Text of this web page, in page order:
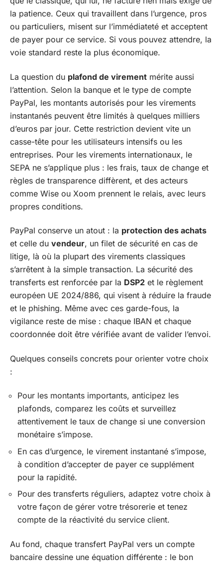
la patience. Ceux qui travaillent dans l’urgence, pros
ou particuliers, misent sur l’immédiateté et acceptent
de payer pour ce service. Si vous pouvez attendre, la
voie standard reste la plus économique.
La question du plafond de virement mérite aussi
l’attention. Selon la banque et le type de compte
PayPal, les montants autorisés pour les virements
instantanés peuvent être limités à quelques milliers
d’euros par jour. Cette restriction devient vite un
casse-tête pour les utilisateurs intensifs ou les
entreprises. Pour les virements internationaux, le
SEPA ne s’applique plus : les frais, taux de change et
règles de transparence diffèrent, et des acteurs
comme Wise ou Xoom prennent le relais, avec leurs
propres conditions.
PayPal conserve un atout : la protection des achats
et celle du vendeur, un filet de sécurité en cas de
litige, là où la plupart des virements classiques
s’arrêtent à la simple transaction. La sécurité des
transferts est renforcée par la DSP2 et le règlement
européen UE 2024/886, qui visent à réduire la fraude
et le phishing. Même avec ces garde-fous, la
vigilance reste de mise : chaque IBAN et chaque
coordonnée doit être vérifiée avant de valider l’envoi.
Quelques conseils concrets pour orienter votre choix
:
Pour les montants importants, anticipez les
plafonds, comparez les coûts et surveillez
attentivement le taux de change si une conversion
monétaire s’impose.
En cas d’urgence, le virement instantané s’impose,
à condition d’accepter de payer ce supplément
pour la rapidité.
Pour des transferts réguliers, adaptez votre choix à
votre façon de gérer votre trésorerie et tenez
compte de la réactivité du service client.
Au fond, chaque transfert PayPal vers un compte
bancaire dessine une équation différente : le bon